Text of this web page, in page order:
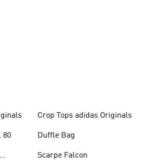
80
Crop Tops adidas Originals
Duffle Bag
Scarpe Falcon